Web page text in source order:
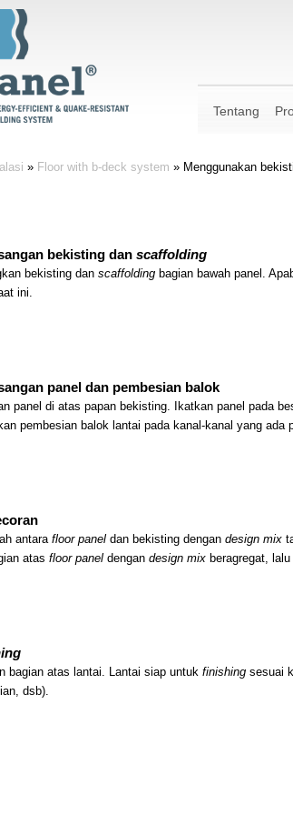
Tentang
» Floor with b-deck system » Menggunakan
bekisting dan scaffolding
bekisting dan scaffolding bagian bawah panel.
ini.
panel dan pembesian balok
panel di atas papan bekisting. Ikatkan panel pada
pembesian balok lantai pada kanal-kanal yang ada
antara floor panel dan bekisting dengan design mix
atas floor panel dengan design mix beragregat,
bagian atas lantai. Lantai siap untuk finishing sesuai
dsb).